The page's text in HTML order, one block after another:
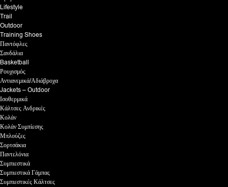
Lifestyle
Trail
Outdoor
Training Shoes
Παντόφλες
Σανδάλια
Basketball
Ρουχισμός
Αντιανεμικά/Αδιάβροχα
Jackets – Outdoor
Ισοθερμικά
Κάλτσες Ανδρικές
Κολάν
Κολάν Συμπίεσης
Μπλούζες
Σορτσάκια
Παντελόνια
Συμπιεστικά
Συμπιεστικά Γάμπας
Συμπιεστικές Κάλτσες